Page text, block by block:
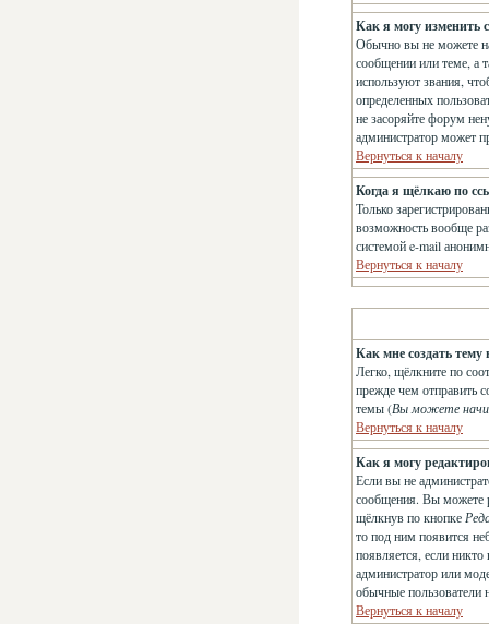
Как я могу изменить
Обычно вы не можете
сообщении или теме, а
используют звания,
определенных
не засоряйте форум
администратор может
Вернуться к началу
Когда я щёлкаю по
Только
возможность вообще
системой e-mail
Вернуться к началу
Как мне создать тему
Легко, щёлкните по
прежде чем отправить
темы (Вы можете
Вернуться к началу
Как я могу
Если вы не
сообщения. Вы можете
щёлкнув по кнопке
то под ним появится
появляется, если
администратор или
обычные пользователи
Вернуться к началу